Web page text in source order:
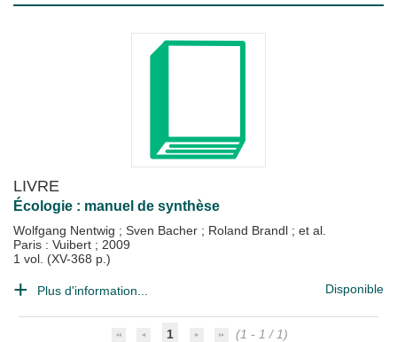
LIVRE
Écologie : manuel de synthèse
Wolfgang Nentwig ; Sven Bacher ; Roland Brandl ; et al.
Paris : Vuibert ; 2009
1 vol. (XV-368 p.)
Plus d'information... Disponible
1
(1 - 1 / 1)